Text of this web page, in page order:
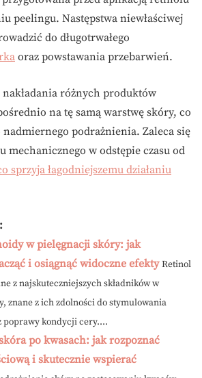
peelingu. Następstwa niewłaściwej
do długotrwałego
oraz powstawania przebarwień.
różnych produktów
na tę samą warstwę skóry, co
podrażnienia. Zaleca się
mechanicznego w odstępie czasu od
sprzyja łagodniejszemu działaniu
w pielęgnacji skóry: jak
i osiągnąć widoczne efekty Retinol
z najskuteczniejszych składników w
znane z ich zdolności do stymulowania
poprawy kondycji cery....
po kwasach: jak rozpoznać
i skutecznie wspierać